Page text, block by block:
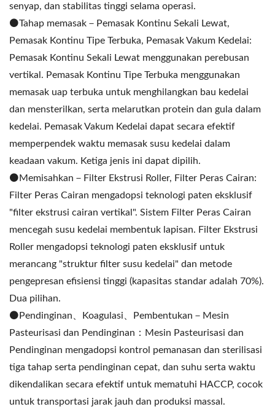
senyap, dan stabilitas tinggi selama operasi.
⚫️Tahap memasak－Pemasak Kontinu Sekali Lewat,
Pemasak Kontinu Tipe Terbuka, Pemasak Vakum Kedelai:
Pemasak Kontinu Sekali Lewat menggunakan perebusan
vertikal. Pemasak Kontinu Tipe Terbuka menggunakan
memasak uap terbuka untuk menghilangkan bau kedelai
dan mensterilkan, serta melarutkan protein dan gula dalam
kedelai. Pemasak Vakum Kedelai dapat secara efektif
memperpendek waktu memasak susu kedelai dalam
keadaan vakum. Ketiga jenis ini dapat dipilih.
⚫️Memisahkan－Filter Ekstrusi Roller, Filter Peras Cairan:
Filter Peras Cairan mengadopsi teknologi paten eksklusif
"filter ekstrusi cairan vertikal". Sistem Filter Peras Cairan
mencegah susu kedelai membentuk lapisan. Filter Ekstrusi
Roller mengadopsi teknologi paten eksklusif untuk
merancang "struktur filter susu kedelai" dan metode
pengepresan efisiensi tinggi (kapasitas standar adalah 70%).
Dua pilihan.
⚫️Pendinginan、Koagulasi、Pembentukan－Mesin
Pasteurisasi dan Pendinginan：Mesin Pasteurisasi dan
Pendinginan mengadopsi kontrol pemanasan dan sterilisasi
tiga tahap serta pendinginan cepat, dan suhu serta waktu
dikendalikan secara efektif untuk mematuhi HACCP, cocok
untuk transportasi jarak jauh dan produksi massal.